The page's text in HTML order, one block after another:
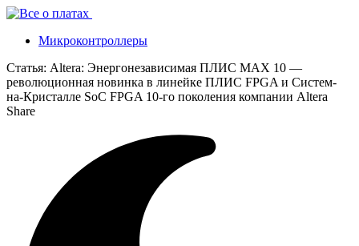
Микроконтроллеры
Статья: Altera: Энергонезависимая ПЛИС MAX 10 —
революционная новинка в линейке ПЛИС FPGA и Систем-
на-Кристалле SoC FPGA 10-го поколения компании Altera
Share